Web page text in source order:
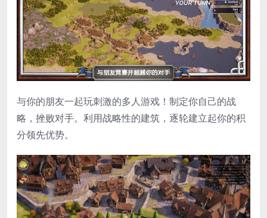
与你的朋友一起玩刺激的多人游戏！制定你自己的战
略，挫败对手。利用战略性的建筑，逐轮建立起你的积
分领先优势。